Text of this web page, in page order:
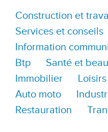
Construction et
Services et conseils
Information
Btp
Santé et
Immobilier
Loisirs
Auto moto
Restauration